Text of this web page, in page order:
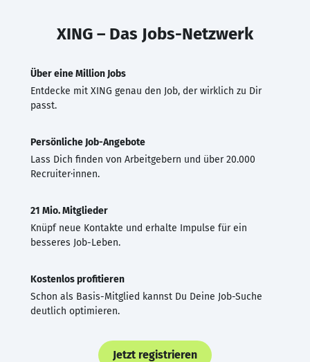
XING – Das Jobs-Netzwerk
Über eine Million Jobs
Entdecke mit XING genau den Job, der wirklich zu Dir
passt.
Persönliche Job-Angebote
Lass Dich finden von Arbeitgebern und über 20.000
Recruiter·innen.
21 Mio. Mitglieder
Knüpf neue Kontakte und erhalte Impulse für ein
besseres Job-Leben.
Kostenlos profitieren
Schon als Basis-Mitglied kannst Du Deine Job-Suche
deutlich optimieren.
Jetzt registrieren